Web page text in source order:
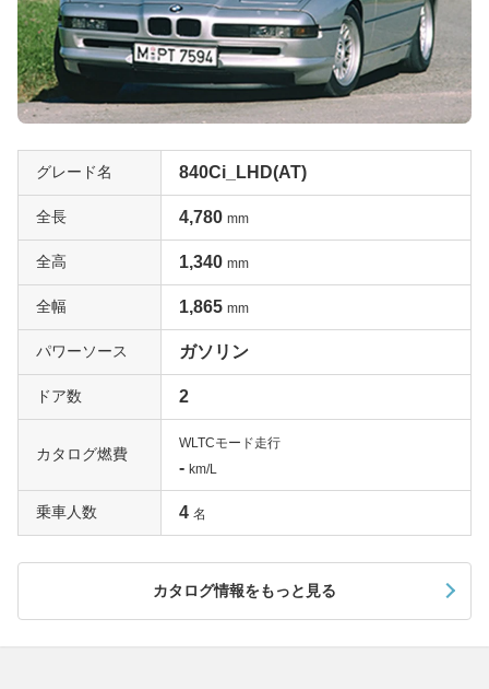
グレード名 840Ci_LHD(AT)
全長 4,780 mm
全高 1,340 mm
全幅 1,865 mm
パワーソース ガソリン
ドア数 2
カタログ燃費
WLTCモード走行
- km/L
乗車人数 4 名
カタログ情報をもっと見る